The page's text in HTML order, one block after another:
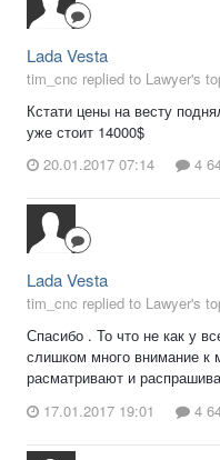
Lada Vesta
tim_cnc replied to Lawyer's
Кстати цены на весту
уже стоит 14000$
20.01.2017 07:14
4
Lada Vesta
tim_cnc replied to Lawyer's
Спасибо . То что не как у
слишком много внимание к
расматривают и
17.01.2017 19:01
4